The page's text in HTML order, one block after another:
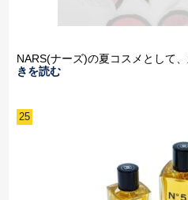
NARS(ナーズ)の夏コスメとして
きを読む
25